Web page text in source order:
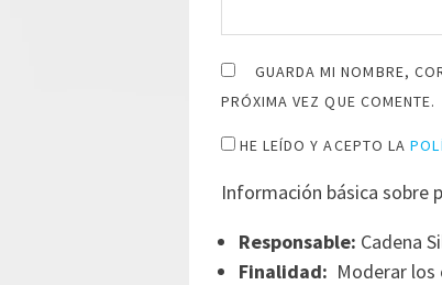
GUARDA MI NOMBRE,
PRÓXIMA VEZ QUE COMENTE.
HE LEÍDO Y ACEPTO LA
Información básica sobre
Responsable: Cadena
Finalidad: Moderar